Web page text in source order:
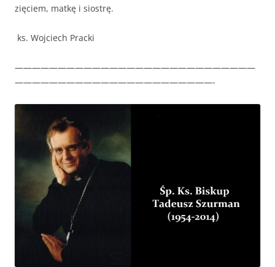
zięciem, matkę i siostrę.
ks. Wojciech Pracki
————————————————————————————
———————————————————————-